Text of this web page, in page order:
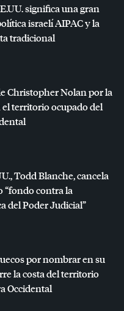
significa una gran
israelíAIPACy la
tradicional
Christopher Nolan por la
territorio ocupado del
Todd Blanche, cancela
“fondo contra la
del Poder Judicial”
por nombrar en su
la costa del territorio
Occidental